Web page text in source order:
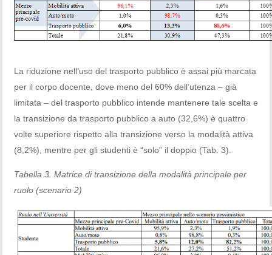
La riduzione nell’uso del trasporto pubblico è assai più marcata
per il corpo docente, dove meno del 60% dell’utenza – già
limitata – del trasporto pubblico intende mantenere tale scelta e
la transizione da trasporto pubblico a auto (32,6%) è quattro
volte superiore rispetto alla transizione verso la modalità attiva
(8,2%), mentre per gli studenti è “solo” il doppio (Tab. 3).
Tabella 3. Matrice di transizione della modalità principale per
ruolo (scenario 2)